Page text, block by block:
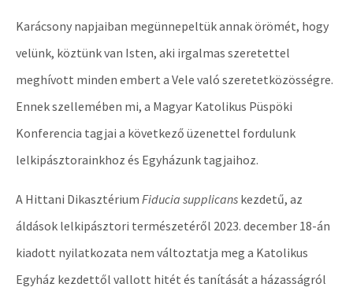
Karácsony napjaiban megünnepeltük annak örömét, hogy
velünk, köztünk van Isten, aki irgalmas szeretettel
meghívott minden embert a Vele való szeretetközösségre.
Ennek szellemében mi, a Magyar Katolikus Püspöki
Konferencia tagjai a következő üzenettel fordulunk
lelkipásztorainkhoz és Egyházunk tagjaihoz.
A Hittani Dikasztérium Fiducia supplicans kezdetű, az
áldások lelkipásztori természetéről 2023. december 18-án
kiadott nyilatkozata nem változtatja meg a Katolikus
Egyház kezdettől vallott hitét és tanítását a házasságról